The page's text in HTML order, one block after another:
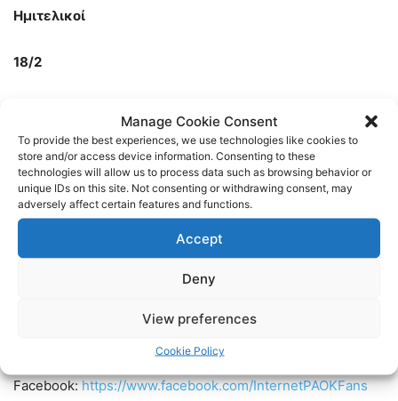
Manage Cookie Consent
To provide the best experiences, we use technologies like cookies to
store and/or access device information. Consenting to these
technologies will allow us to process data such as browsing behavior or
unique IDs on this site. Not consenting or withdrawing consent, may
adversely affect certain features and functions.
Accept
Deny
View preferences
Cookie Policy
Ημιτελικοί
18/2
Νικητής 3-Νικητής 4 (6)
Τελικός
Facebook:https://www.facebook.com/InternetPAOKFans